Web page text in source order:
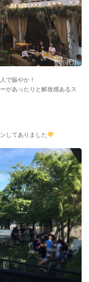
で賑やか！
があったりと解放感あるス
してありました